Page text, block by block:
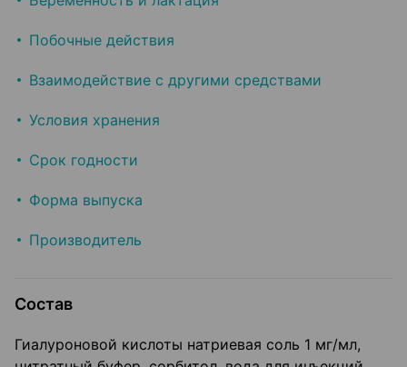
Побочные действия
Взаимодействие с другими средствами
Условия хранения
Срок годности
Форма выпуска
Производитель
Состав
Гиалуроновой кислоты натриевая соль 1 мг/мл,